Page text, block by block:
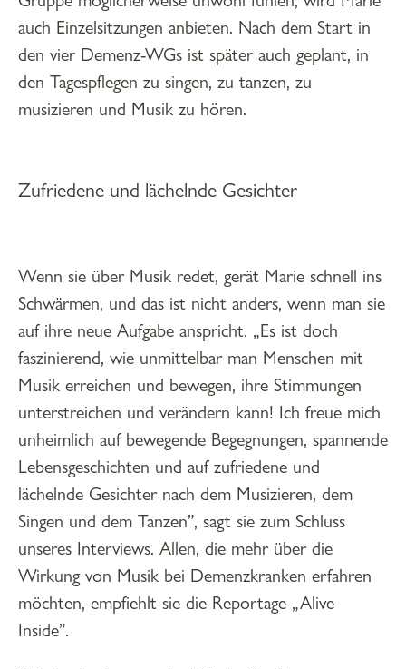
auch Einzelsitzungen anbieten. Nach dem Start in
den vier Demenz-WGs ist später auch geplant, in
den Tagespflegen zu singen, zu tanzen, zu
musizieren und Musik zu hören.
Zufriedene und lächelnde Gesichter
Wenn sie über Musik redet, gerät Marie schnell ins
Schwärmen, und das ist nicht anders, wenn man sie
auf ihre neue Aufgabe anspricht. „Es ist doch
faszinierend, wie unmittelbar man Menschen mit
Musik erreichen und bewegen, ihre Stimmungen
unterstreichen und verändern kann! Ich freue mich
unheimlich auf bewegende Begegnungen, spannende
Lebensgeschichten und auf zufriedene und
lächelnde Gesichter nach dem Musizieren, dem
Singen und dem Tanzen”, sagt sie zum Schluss
unseres Interviews. Allen, die mehr über die
Wirkung von Musik bei Demenzkranken erfahren
möchten, empfiehlt sie die Reportage „Alive
Inside”.